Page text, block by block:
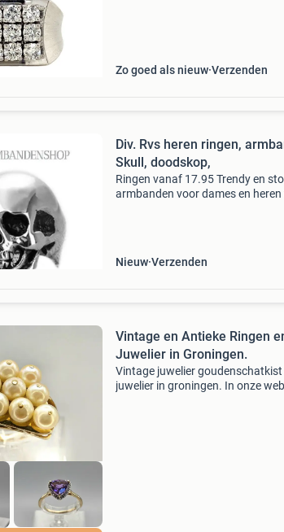
Zo goed als nieuw Verzenden
Div. Rvs heren ringen,
Skull, doodskop,
Ringen vanaf 17.95 Trendy en
armbanden voor dames en heren
Nieuw Verzenden
Vintage en Antieke Ringen
Juwelier in Groningen.
Vintage juwelier goudenschatkist
juwelier in groningen. In onze